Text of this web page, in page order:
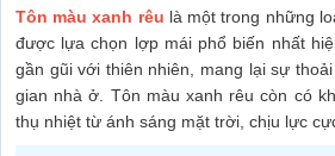
Tôn màu xanh rêu là một trong những
được lựa chọn lợp mái phổ biến nhất
gần gũi với thiên nhiên, mang lại sự
gian nhà ở. Tôn màu xanh rêu còn có
thụ nhiệt từ ánh sáng mặt trời, chịu lực